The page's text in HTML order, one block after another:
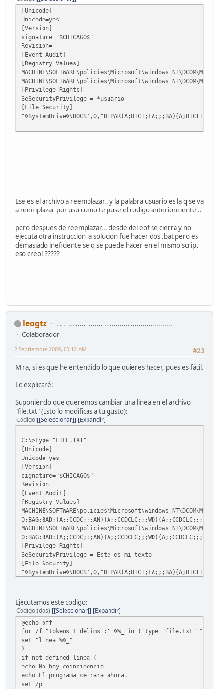
[Unicode]
Unicode=yes
[Version]
signature="$CHICAGO$"
Revision=
[Event Audit]
[Registry Values]
MACHINE\SOFTWARE\policies\Microsoft\windows
MACHINE\SOFTWARE\policies\Microsoft\windows
[Privilege Rights]
SeSecurityPrivilege = *usuario
[File Security]
Ese es el archivo a reemplazar.. y la palabra usuario es la q se va
a reemplazar por usu como te puse el codigo anteriormente...
pero despues de reemplazar... desde del eof se cierra y no
ejecuta otra instruccion la solucion fue hacer dos .bat pero es
demasiado ineficiente se q se puede hacer en el mismo script
eso creo!!?????
leogtz
. . .. ... ..... ........ ............. .....................
Colaborador
#23
2 Septiembre 2009, 05:12 AM
Mira, si es que he entendido lo que quieres hacer, pues es fácil.
Lo explicaré:
Suponiendo que queremos cambiar una linea en el archivo
"file.txt" (Esto lo modificas a tu gusto):
Código [Seleccionar] Expandir
C:\>type "FILE.TXT"
[Unicode]
Unicode=yes
[Version]
signature="$CHICAGO$"
Revision=
[Event Audit]
[Registry Values]
MACHINE\SOFTWARE\policies\Microsoft\windows
MACHINE\SOFTWARE\policies\Microsoft\windows
[Privilege Rights]
SeSecurityPrivilege = Este es mi texto
[File Security]
C:\>
Ejecutamos este codigo:
Código(dos) [Seleccionar] Expandir
@echo off
for /f "tokens=1 delims=:" %%_ in ('type "file.txt" ^|
set "linea=%%_"
)
if not defined linea (
echo No hay coincidencia.
echo El programa cerrara ahora.
set /p =